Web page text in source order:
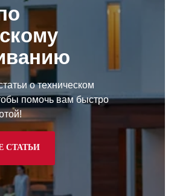
о техническом
помочь вам быстро
СТАТЬИ